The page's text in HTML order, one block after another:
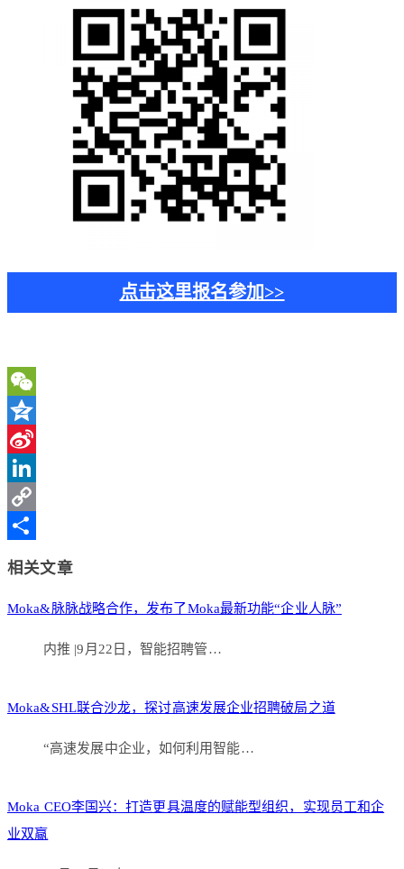
点击这里报名参加>>
WeChat
Qzone
Sina
Weibo
LinkedIn
Copy
相关文章
Moka&脉脉战略合作，发布了Moka最新功能“企业人脉”
内推 |9月22日，智能招聘管…
Moka&SHL联合沙龙，探讨高速发展企业招聘破局之道
“高速发展中企业，如何利用智能…
Moka CEO李国兴：打造更具温度的赋能型组织，实现员工和企
业双赢